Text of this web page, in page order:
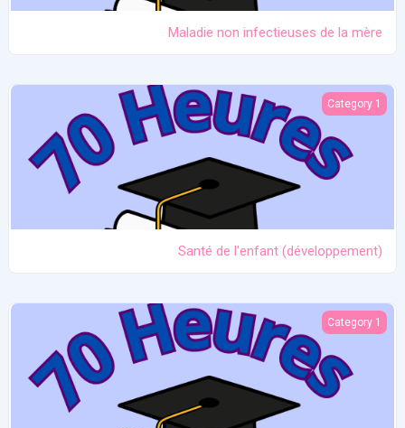
Maladie non infectieuses de la mère
Santé de l'enfant (développement)
Category 1
Santé de l'enfant (développement)
L'allaitement au fil du temps (de la naissance au sevrage)
Category 1